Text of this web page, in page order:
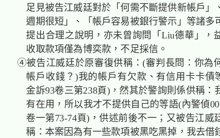
足見被告江威廷對於「何需不斷提供新帳戶」
週期很短」、「帳戶容易被銀行警示」等諸多
提出合理之說明，亦未曾詢問「Liu德華」，
收取款項僅為博奕款，不足採信。
④被告江威廷於原審復供稱：(審判長問：你為
帳戶收錢？)我的帳戶有欠款、有信用卡卡債
金訴93卷三第238頁)，然其於警詢則係供稱：
有在用，所以我才不提供自己的等語(內警偵
卷一第73-74頁)，供述前後不一；又被告江威
稱：本案因為有一些款項被黑吃黑掉，我去借